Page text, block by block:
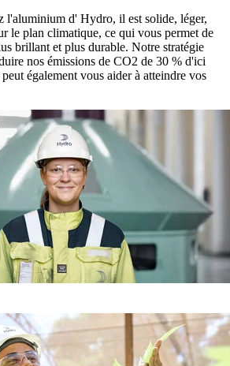
l'aluminium d' Hydro, il est solide, léger,
le plan climatique, ce qui vous permet de
brillant et plus durable. Notre stratégie
nos émissions de CO2 de 30 % d'ici
également vous aider à atteindre vos